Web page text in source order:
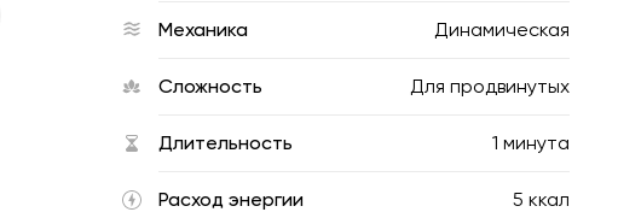
Механика Динамическая
Сложность Для продвинутых
Длительность 1 минута
Расход энергии 5 ккал